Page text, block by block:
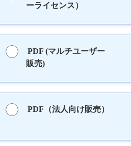
ーライセンス）
PDF (マルチユーザー
販売)
PDF（法人向け販売）